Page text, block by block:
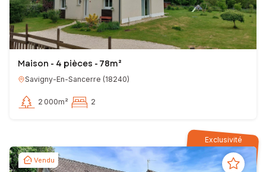
Maison - 4 pièces - 78m²
Savigny-En-Sancerre (18240)
2 000m² 2
Exclusivité
Vendu